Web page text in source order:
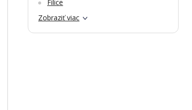
Filice
Zobraziť viac